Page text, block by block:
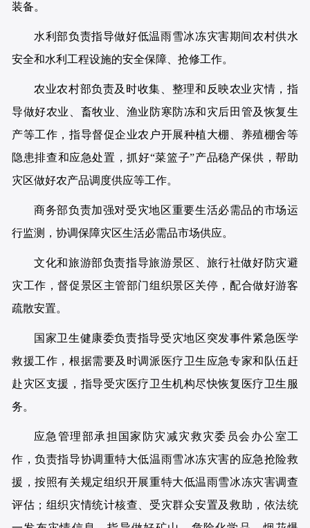
装备。
水利部负责指导做好低温雨雪冰冻灾害期间农村供水
安全和水利工程设施的安全保障、抢修工作。
农业农村部负责及时收集、整理和反映农业灾情，指
导做好农业、畜牧业、渔业防寒防冻和灾后田管及恢复生
产等工作，指导督促企业农户开展种植大棚、养殖棚舍等
隐患排查和应急处置，抓好“菜篮子”产品稳产保供，帮助
灾区做好农产品调度供应等工作。
商务部负责加强对受灾地区重要生活必需品的市场运
行监测，协调保障灾区生活必需品市场供应。
文化和旅游部负责指导旅游景区、旅行社做好防灾避
灾工作，督促景区主管部门组织景区关停，配合做好游客
疏散安置。
国家卫生健康委负责指导受灾地区突发事件紧急医学
救援工作，根据需要及时调派医疗卫生应急专家和队伍赶
赴灾区支援，指导受灾医疗卫生机构尽快恢复医疗卫生服
务。
应急管理部承担国家防灾减灾救灾委员会办公室工
作，负责指导协调重特大低温雨雪冰冻灾害的应急抢险救
援，按照有关规定组织开展重特大低温雨雪冰冻灾害调查
评估；组织灾情统计核查、受灾群众安置及救助，依法统